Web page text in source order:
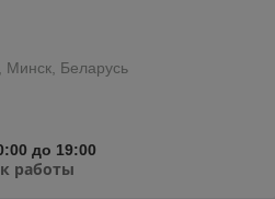
Беларусь
до 19:00
работы